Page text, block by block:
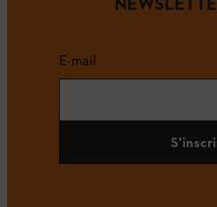
E-mail